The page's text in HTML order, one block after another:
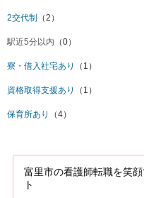
2交代制 （2）
駅近5分以内 （0）
寮・借入社宅あり （1）
資格取得支援あり （1）
保育所あり （4）
富里市の看護師転職を笑
ト